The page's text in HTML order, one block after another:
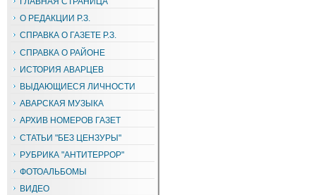
О РЕДАКЦИИ Р.З.
СПРАВКА О ГАЗЕТЕ Р.З.
СПРАВКА О РАЙОНЕ
ИСТОРИЯ АВАРЦЕВ
ВЫДАЮЩИЕСЯ ЛИЧНОСТИ
АВАРСКАЯ МУЗЫКА
АРХИВ НОМЕРОВ ГАЗЕТ
СТАТЬИ "БЕЗ ЦЕНЗУРЫ"
РУБРИКА "АНТИТЕРРОР"
ФОТОАЛЬБОМЫ
ВИДЕО